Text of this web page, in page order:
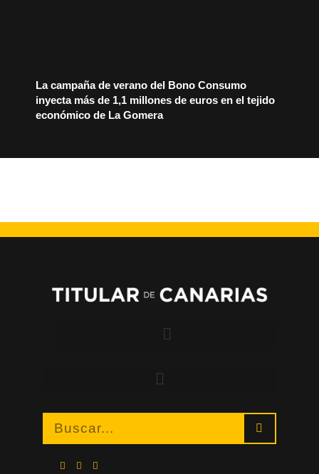
La campaña de verano del Bono Consumo
inyecta más de 1,1 millones de euros en el tejido
económico de La Gomera